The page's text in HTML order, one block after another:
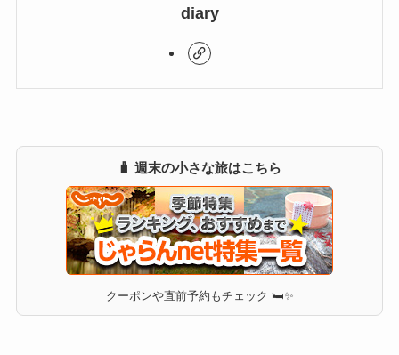
diary
🧳 週末の小さな旅はこちら
クーポンや直前予約もチェック 🛏✨